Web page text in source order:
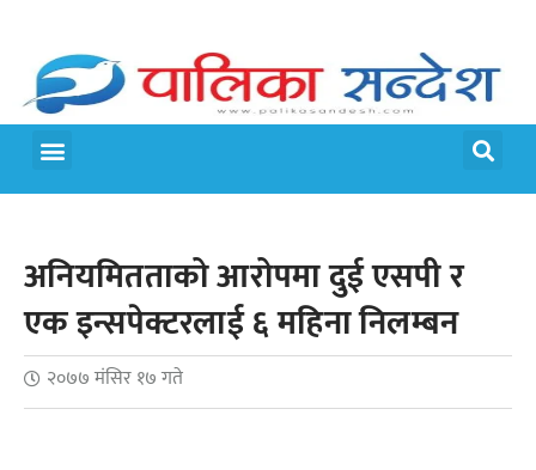
अनियमितताको आरोपमा दुई एसपी र
एक इन्सपेक्टरलाई ६ महिना निलम्बन
२०७७ मंसिर १७ गते